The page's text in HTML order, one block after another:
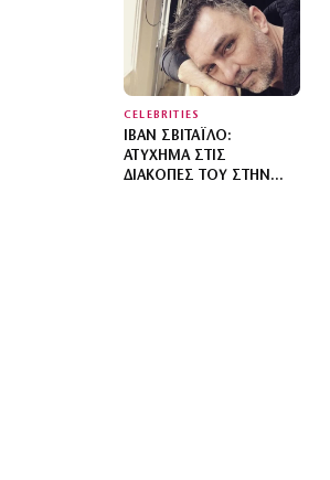
CELEBRITIES
ΙΒΆΝ ΣΒΙΤΆΙΛΟ:
ΑΤΎΧΗΜΑ ΣΤΙΣ
ΔΙΑΚΟΠΈΣ ΤΟΥ ΣΤΗΝ